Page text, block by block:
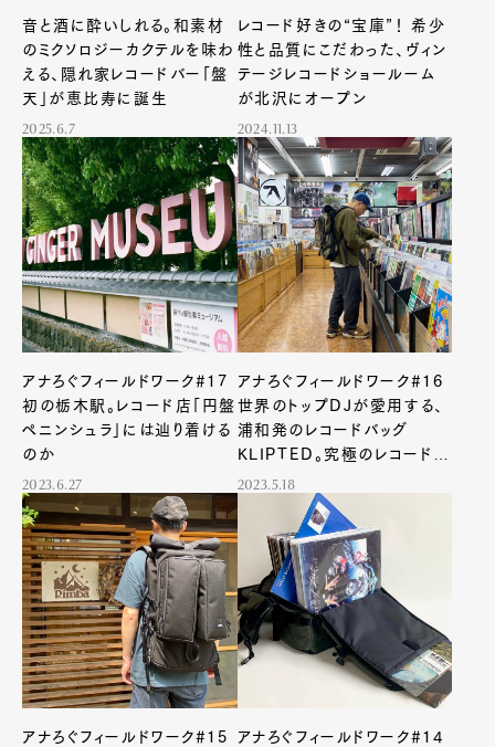
音と酒に酔いしれる。和素材
のミクソロジーカクテルを味わ
える、隠れ家レコードバー「盤
天」が恵比寿に誕生
2025.6.7
レコード好きの“宝庫”！ 希少
性と品質にこだわった、ヴィン
テージレコードショールーム
が北沢にオープン
2024.11.13
アナろぐフィールドワーク#17
初の栃木駅。レコード店「円盤
ペニンシュラ」には辿り着ける
のか
2023.6.27
アナろぐフィールドワーク#16
世界のトップDJが愛用する、
浦和発のレコードバッグ
KLIPTED。究極のレコードバ
ッグを生んだ、音楽経験と地
元のシーン
2023.5.18
アナろぐフィールドワーク#15
アナろぐフィールドワーク#14